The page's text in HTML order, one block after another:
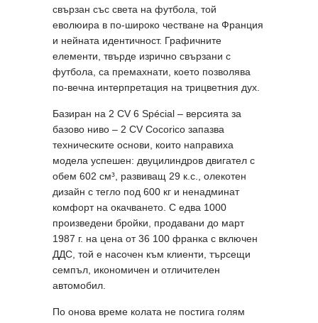
свързан със света на футбола, той
еволюира в по-широко честване на Франция
и нейната идентичност. Графичните
елементи, твърде изрично свързани с
футбола, са премахнати, което позволява
по-вечна интерпретация на трицветния дух.
Базиран на 2 CV 6 Spécial – версията за
базово ниво – 2 CV Cocorico запазва
техническите основи, които направиха
модела успешен: двуцилиндров двигател с
обем 602 см³, развиващ 29 к.с., олекотен
дизайн с тегло под 600 кг и ненадминат
комфорт на окачването. С едва 1000
произведени бройки, продавани до март
1987 г. на цена от 36 100 франка с включен
ДДС, той е насочен към клиенти, търсещи
семпъл, икономичен и отличителен
автомобил.
По онова време колата не постига голям